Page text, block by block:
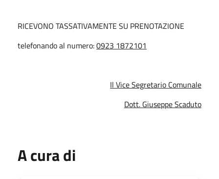
RICEVONO TASSATIVAMENTE SU PRENOTAZIONE
telefonando al numero:0923 1872101
Il Vice Segretario Comunale
Dott. Giuseppe Scaduto
A cura di